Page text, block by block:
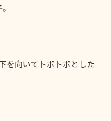
を向いてトボトボとした